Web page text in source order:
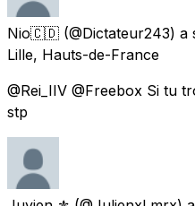
Nio🇨🇩 (@Dictateur243) a
Lille, Hauts-de-France
@Rei_IIV @Freebox Si tu
stp